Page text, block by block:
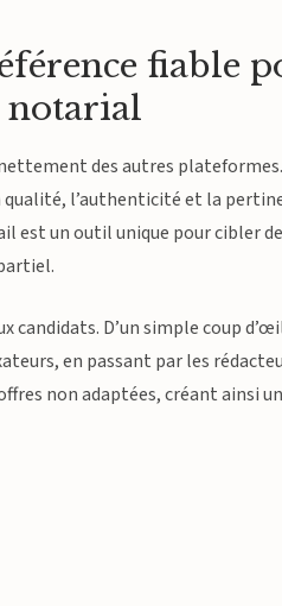
fiable
notarial
des autres
l’authenticité et la
est un outil unique pour cibler
candidats. D’un simple coup
en passant par les
non adaptées, créant ainsi